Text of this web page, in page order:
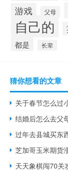
游戏 父母
自己的
都是 长辈
猜你想看的文章
关于春节怎么过
结婚后怎么去父
过年去县城买东
天天象棋闯70关